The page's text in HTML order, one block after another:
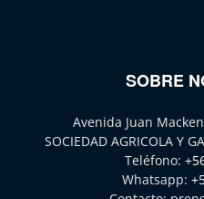
SOBRE
Avenida Juan
SOCIEDAD AGRICOLA Y
Teléfono:
Whatsapp: